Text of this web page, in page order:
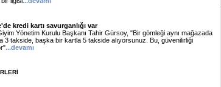
kredi kartı savurganlığı var
Yönetim Kurulu Başkanı Tahir Gürsoy, "Bir gömleği aynı mağazada
3 takside, başka bir kartla 5 takside alıyorsunuz. Bu, güvenilirliği
...devamı